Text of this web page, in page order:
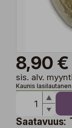
8,90 €
sis. alv.
Kaunis
Saatavuus: